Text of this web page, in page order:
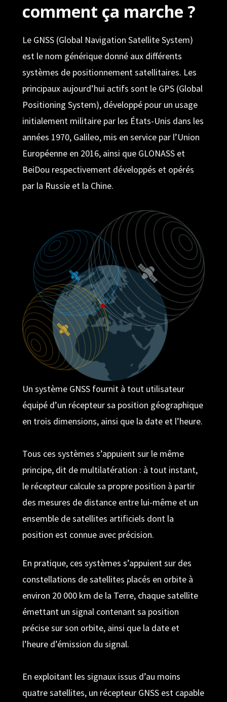
comment ça marche ?
Le GNSS (Global Navigation Satellite System)
est le nom générique donné aux différents
systèmes de positionnement satellitaires. Les
principaux aujourd’hui actifs sont le GPS (Global
Positioning System), développé pour un usage
initialement militaire par les États-Unis dans les
années 1970, Galileo, mis en service par l’Union
Européenne en 2016, ainsi que GLONASS et
BeiDou respectivement développés et opérés
par la Russie et la Chine.
Un système GNSS fournit à tout utilisateur
équipé d’un récepteur sa position géographique
en trois dimensions, ainsi que la date et l’heure.
Tous ces systèmes s’appuient sur le même
principe, dit de multilatération : à tout instant,
le récepteur calcule sa propre position à partir
des mesures de distance entre lui-même et un
ensemble de satellites artificiels dont la
position est connue avec précision.
En pratique, ces systèmes s’appuient sur des
constellations de satellites placés en orbite à
environ 20 000 km de la Terre, chaque satellite
émettant un signal contenant sa position
précise sur son orbite, ainsi que la date et
l’heure d’émission du signal.
En exploitant les signaux issus d’au moins
quatre satellites, un récepteur GNSS est capable